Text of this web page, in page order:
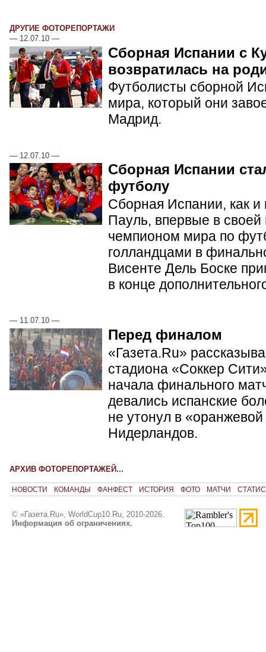
ДРУГИЕ ФОТОРЕПОРТАЖИ
— 12.07.10 —
Сборная Испании с
возвратилась на
Футболисты сборной
мира, который они
Мадрид.
— 12.07.10 —
Сборная Испании
футболу
Сборная Испании, как и
Пауль, впервые в своей
чемпионом мира по
голландцами в
Висенте Дель Боске
в конце
— 11.07.10 —
Перед финалом
«Газета.Ru»
стадиона «Соккер
начала финального
девались испанские
не утонул в
Нидерландов.
АРХИВ ФОТОРЕПОРТАЖЕЙ...
НОВОСТИ КОМАНДЫ ФАНФЕСТ ИСТОРИЯ ФОТО МАТЧИ
© «Газета.Ru», WorldCup10.Ru, 2010-2026.
Информация об ограничениях.